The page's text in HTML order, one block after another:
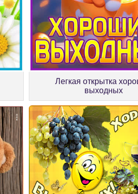
Легкая открытка
выходных